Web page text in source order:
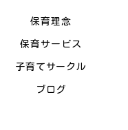
保育理念
保育サービス
子育てサークル
ブログ